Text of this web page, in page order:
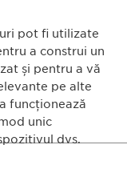
CONTACT
Tel.: +40 21 260
Fax: +40 21 202
pot fi utilizate
a construi un
și pentru a vă
pe alte
funcționează
unic
dvs.